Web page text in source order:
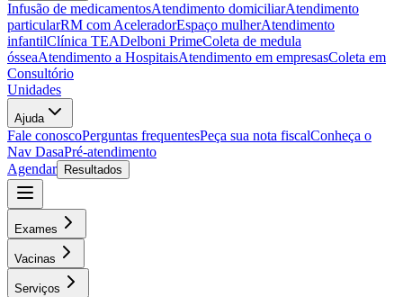
Infusão de medicamentosAtendimento domiciliarAtendimento
particularRM com AceleradorEspaço mulherAtendimento
infantilClínica TEADelboni PrimeColeta de medula
ósseaAtendimento a HospitaisAtendimento em empresasColeta em
Consultório
Unidades
Ajuda
Fale conoscoPerguntas frequentesPeça sua nota fiscalConheça o
Nav DasaPré-atendimento
Agendar
Resultados
Exames
Vacinas
Serviços